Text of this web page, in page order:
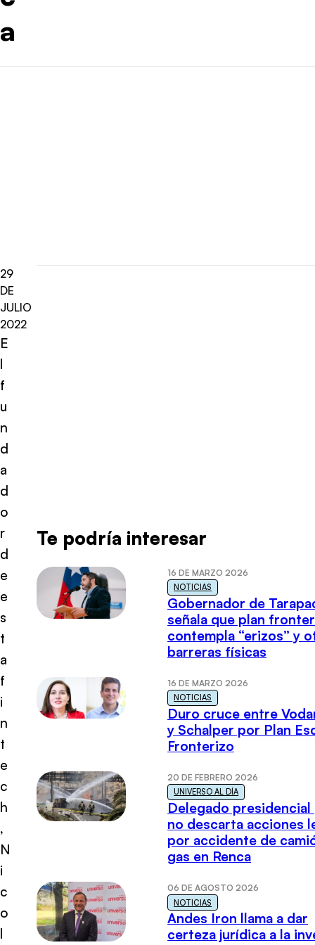
a
29
DE
JULIO
2022
E
l
f
u
n
d
a
d
o
r
d
e
e
s
t
a
f
i
n
t
e
c
h
,
N
i
c
o
l
Te podría interesar
16 DE MARZO 2026
NOTICIAS
Gobernador de
señala que plan
contempla “erizos” y
barreras físicas
16 DE MARZO 2026
NOTICIAS
Duro cruce entre
y Schalper por Plan
Fronterizo
20 DE FEBRERO 2026
UNIVERSO AL DÍA
Delegado presidencial
no descarta acciones
por accidente de
gas en Renca
06 DE AGOSTO 2026
NOTICIAS
Andes Iron llama a dar
certeza jurídica a la